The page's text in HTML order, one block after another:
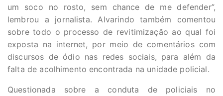
um soco no rosto, sem chance de me defender”,
lembrou a jornalista. Alvarindo também comentou
sobre todo o processo de revitimização ao qual foi
exposta na internet, por meio de comentários com
discursos de ódio nas redes sociais, para além da
falta de acolhimento encontrada na unidade policial.
Questionada sobre a conduta de policiais no